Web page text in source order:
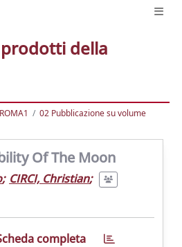
della
02 Pubblicazione su volume
Of The Moon
; CIRCI, Christian;
completa